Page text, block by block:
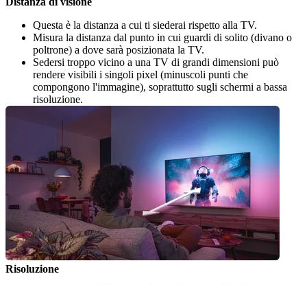
Questa è la distanza a cui ti siederai rispetto alla TV.
Misura la distanza dal punto in cui guardi di solito (divano o
poltrone) a dove sarà posizionata la TV.
Sedersi troppo vicino a una TV di grandi dimensioni può
rendere visibili i singoli pixel (minuscoli punti che
compongono l'immagine), soprattutto sugli schermi a bassa
risoluzione.
Risoluzione